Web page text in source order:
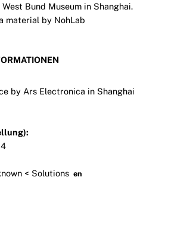
Bund Museum in Shanghai.
material by NohLab
by Ars Electronica in Shanghai
< Solutions en